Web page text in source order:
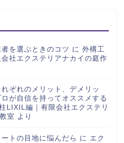
を選ぶときのコツ に 外構工
社エクステリアナカイの庭作
ぞれのメリット、デメリッ
が自信を持ってオススメする
LIXIL編｜有限会社エクステリ
室 より
トの目地に悩んだら に エク